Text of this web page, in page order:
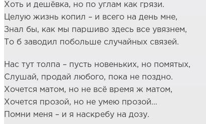
Хоть и дешёвка, но по углам как грязи.
Целую жизнь копил – и всего на день мне,
Знал бы, как мы паршиво здесь все увязнем,
То б заводил побольше случайных связей.
Нас тут толпа – пусть новеньких, но помятых,
Слушай, продай любого, пока не поздно.
Хочется матом, но не всё время ж матом,
Хочется прозой, но не умею прозой…
Помни меня – и я наскребу на дозу.